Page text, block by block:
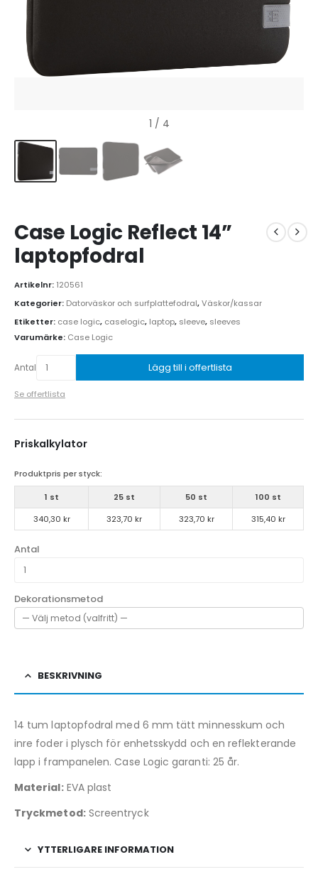
1 / 4
Case Logic Reflect 14”
laptopfodral
Artikelnr: 120561
Kategorier: Datorväskor och surfplattefodral,Väskor/kassar
Etiketter: case logic, caselogic, laptop, sleeve, sleeves
Varumärke: Case Logic
Antal Lägg till i offertlista
Se offertlista
Priskalkylator
Produktpris per styck:
1 st 25 st 50 st
100 st
340,30 kr
323,70 kr 323,70 kr 315,40 kr
Antal
Dekorationsmetod
BESKRIVNING
14 tum laptopfodral med 6 mm tätt minnesskum och
inre foder i plysch för enhetsskydd och en reflekterande
lapp i frampanelen. Case Logic garanti: 25 år.
Material:EVA plast
Tryckmetod:Screentryck
YTTERLIGARE INFORMATION